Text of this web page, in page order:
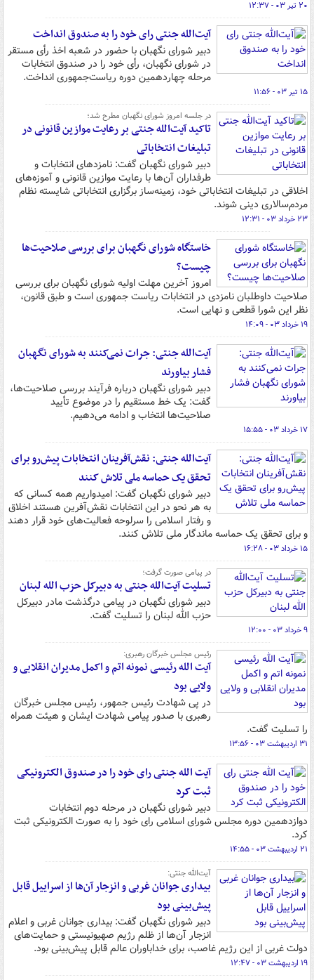
۲۰ تیر ۰۳ - ۱۲:۳۷
آیت‌الله جنتی رای خود را به صندوق انداخت
دبیر شورای نگهبان با حضور در شعبه اخذ رأی مستقر
در شورای نگهبان، رأی خود را در صندوق انتخابات
مرحله چهاردهمین دوره ریاست‌جمهوری انداخت.
۱۵ تیر ۰۳ - ۱۱:۵۶
در جلسه امروز شورای نگهبان مطرح شد؛
تاکید آیت‌الله جنتی بر رعایت موازین قانونی در
تبلیغات انتخاباتی
دبیر شورای نگهبان گفت: نامزدهای انتخابات و
طرفداران آن‌ها با رعایت موازین قانونی و آموزه‌های
اخلاقی در تبلیغات انتخاباتی خود، زمینه‌ساز برگزاری انتخاباتی شایسته نظام
مردم‌سالاری دینی شوند.
۲۳ خرداد ۰۳ - ۱۲:۳۱
خاستگاه شورای نگهبان برای بررسی صلاحیت‌ها
چیست؟
امروز آخرین مهلت اولیه شورای نگهبان برای بررسی
صلاحیت‌ داوطلبان نامزدی در انتخابات ریاست جمهوری است و طبق قانون،
نظر این شورا قطعی و نهایی است.
۱۹ خرداد ۰۳ - ۱۴:۰۹
آیت‌الله جنتی: جرات نمی‌کنند به شورای نگهبان
فشار بیاورند
دبیر شورای نگهبان درباره فرآیند بررسی صلاحیت‌ها،
گفت: یک خط مستقیم را در موضوع تأیید
صلاحیت‌ها انتخاب و ادامه می‌دهیم.
۱۷ خرداد ۰۳ - ۱۵:۵۵
آیت‌الله جنتی: نقش‌آفرینان انتخابات پیش‌رو برای
تحقق یک حماسه ملی تلاش کنند
دبیر شورای نگهبان گفت: امیدواریم همه کسانی که
به هر نحو در این انتخابات نقش‌آفرین هستند اخلاق
و رفتار اسلامی را سرلوحه فعالیت‌های خود قرار دهند
و برای تحقق یک حماسه ماندگار ملی تلاش کنند.
۱۵ خرداد ۰۳ - ۱۶:۲۸
در پیامی صورت گرفت؛
تسلیت آیت‌الله جنتی به دبیرکل حزب الله لبنان
دبیر شورای نگهبان در پیامی درگذشت مادر دبیرکل
حزب الله لبنان را تسلیت گفت.
۹ خرداد ۰۳ - ۱۲:۰۰
رئیس مجلس خبرگان رهبری:
آیت الله رئیسی نمونه اتم و اکمل مدیران انقلابی و
ولایی بود
در پی شهادت رئیس جمهور، رئیس مجلس خبرگان
رهبری با صدور پیامی شهادت ایشان و هیئت همراه
را تسلیت گفت.
۳۱ اردیبهشت ۰۳ - ۱۳:۵۶
آیت الله جنتی رای خود را در صندوق الکترونیکی
ثبت کرد
دبیر شورای نگهبان در مرحله دوم انتخابات
دوازدهمین دوره مجلس شورای اسلامی رای خود را به صورت الکترونیکی ثبت
کرد.
۲۱ اردیبهشت ۰۳ - ۱۴:۵۵
آیت‌الله جنتی:
بیداری جوانان غربی و انزجار آن‌ها از اسراییل قابل
پیش‌بینی بود
دبیر شورای نگهبان گفت: بیداری جوانان غربی و اعلام
انزجار آن‌ها از ظلم رژیم صهیونیستی و حمایت‌های
دولت غربی از این رژیم غاصب، برای خداباوران عالم قابل پیش‌بینی بود.
۱۹ اردیبهشت ۰۳ - ۱۲:۴۷